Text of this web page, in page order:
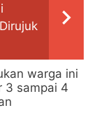
warga ini
3 sampai 4